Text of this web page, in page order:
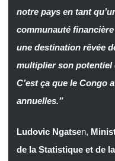
notre pays en tant
communauté
une destination rêvée
multiplier son potentiel
C’est ça que le Congo
annuelles.”
Ludovic Ngatsen,
de la Statistique et de